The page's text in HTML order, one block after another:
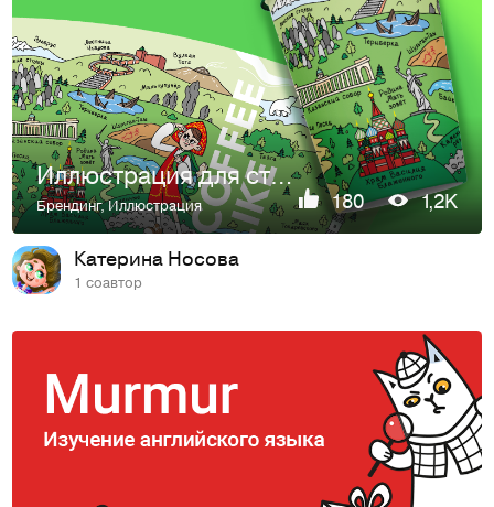
Иллюстрация для стаканчика COFFEE LIKE
Брендинг,Иллюстрация 180 1,2K
Катерина Носова
1 соавтор